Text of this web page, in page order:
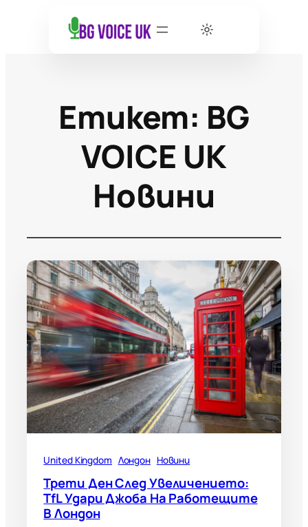
Етикет: BG
VOICE UK
Новини
United Kingdom Лондон Новини
Трети Ден След Увеличението:
TfL Удари Джоба На Работещите
В Лондон